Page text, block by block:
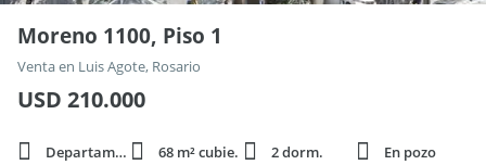
Moreno 1100, Piso 1
Venta en Luis Agote, Rosario
USD 210.000
Departamento 68 m² cubie. 2 dorm.
En pozo